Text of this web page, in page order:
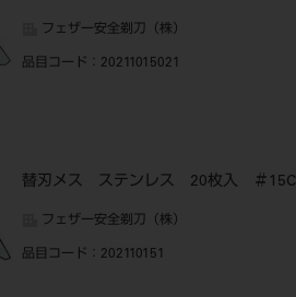
フェザー安全剃刀（株）
品目コード ：20211015021
替刃メス ステンレス 20枚入 ＃15C
フェザー安全剃刀（株）
品目コード ：202110151